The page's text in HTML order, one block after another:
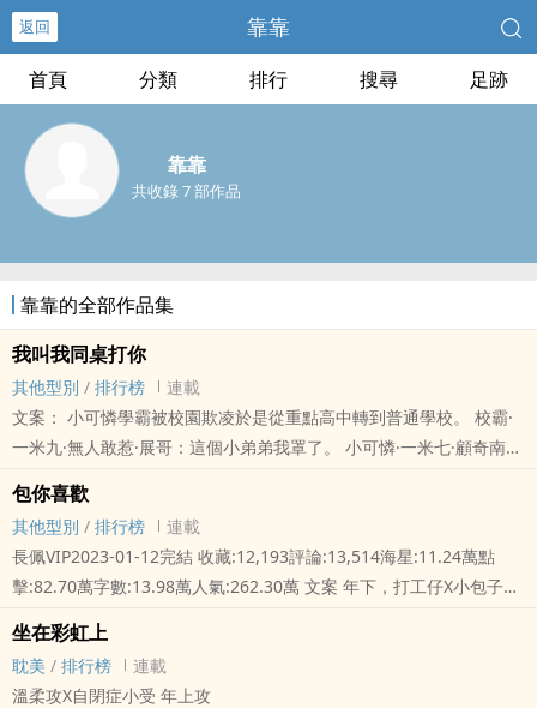
返回 靠靠
首頁 分類 排行 搜尋 足跡
靠靠
共收錄 7 部作品
靠靠的全部作品集
我叫我同桌打你
其他型別 / 排行榜
連載
文案： 小可憐學霸被校園欺凌於是從重點高中轉到普通學校。 校霸·
一米九·無人敢惹·展哥：這個小弟弟我罩了。 小可憐·一米七·顧奇南：
包你喜歡
其他型別 / 排行榜
連載
長佩VIP2023-01-12完結 收藏:12,193評論:13,514海星:11.24萬點
擊:82.70萬字數:13.98萬人氣:262.30萬 文案 年下，打工仔X小包子店
包..
坐在彩虹上
耽美 / 排行榜
連載
溫柔攻X自閉症小受 年上攻